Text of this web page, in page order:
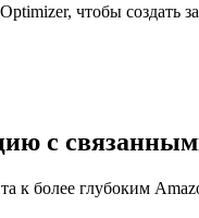
чтобы создать
с
к более глубоким